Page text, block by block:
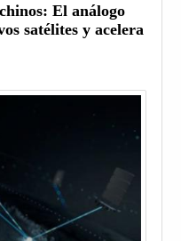
El análogo
satélites y acelera